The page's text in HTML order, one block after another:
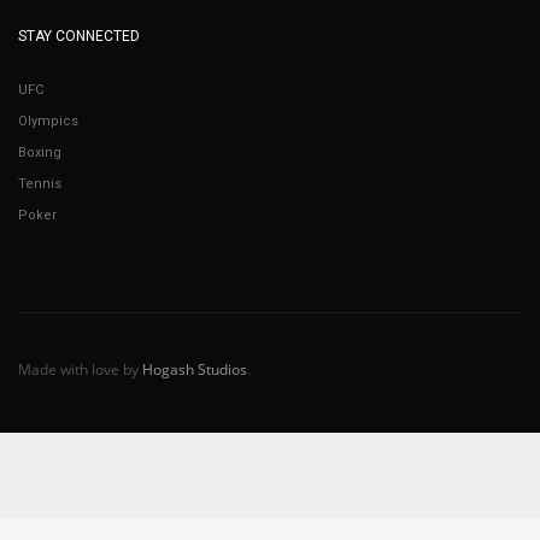
STAY CONNECTED
UFC
Olympics
Boxing
Tennis
Poker
Made with love by Hogash Studios.